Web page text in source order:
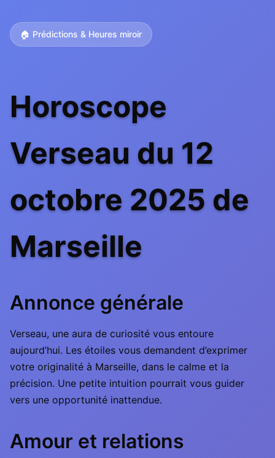
🏠 Prédictions & Heures miroir
Horoscope
Verseau du 12
octobre 2025 de
Marseille
Annonce générale
Verseau, une aura de curiosité vous entoure
aujourd’hui. Les étoiles vous demandent d’exprimer
votre originalité à Marseille, dans le calme et la
précision. Une petite intuition pourrait vous guider
vers une opportunité inattendue.
Amour et relations